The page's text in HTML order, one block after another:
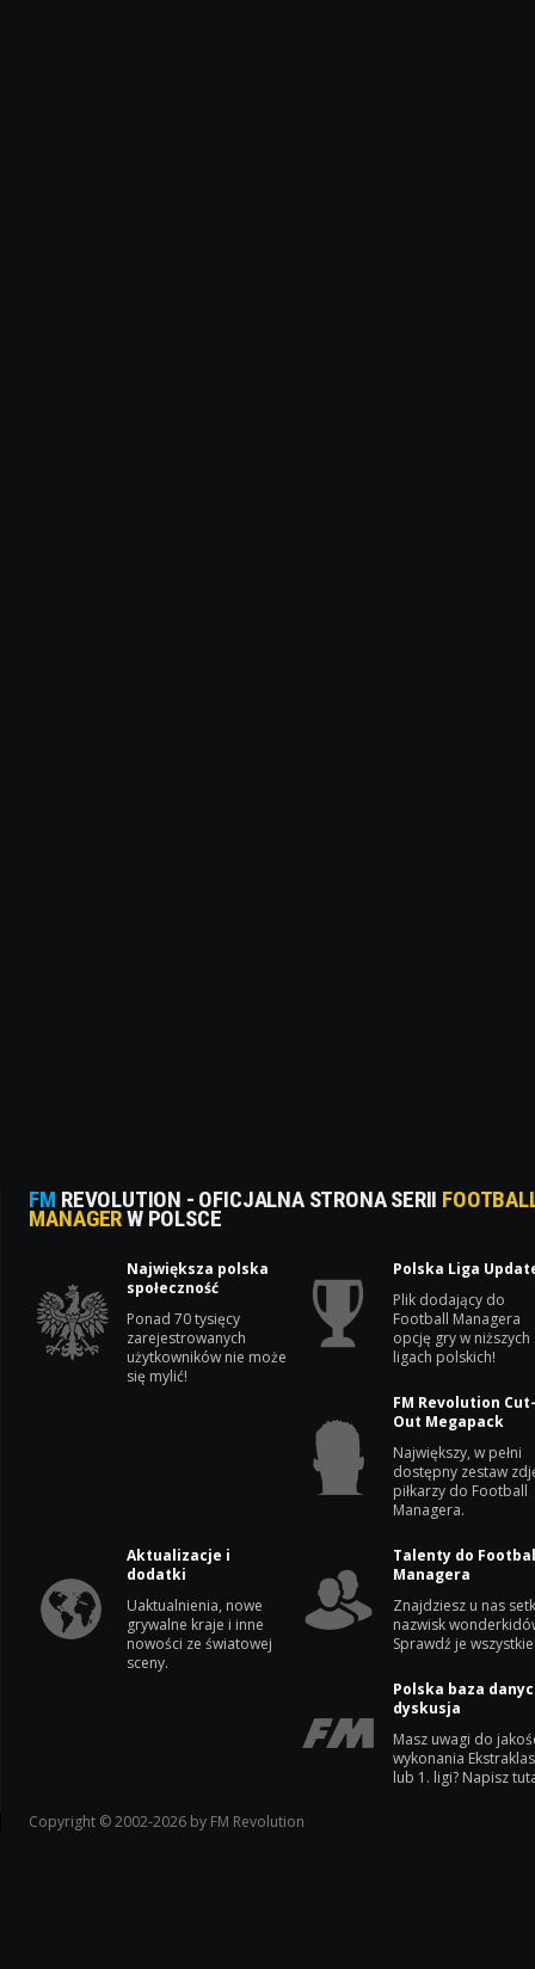
FM REVOLUTION - OFICJALNA STRONA SERII
MANAGERW POLSCE
Największa polska
społeczność
Ponad 70 tysięcy
zarejestrowanych
użytkowników nie może
się mylić!
Polska Liga
Plik dodający do
Football Managera
opcję gry w niższych
ligach polskich!
FM Revolution
Out Megapack
Największy, w pełni
dostępny zestaw
piłkarzy do Football
Managera.
Aktualizacje i
dodatki
Uaktualnienia, nowe
grywalne kraje i inne
nowości ze światowej
sceny.
Talenty do
Managera
Znajdziesz u nas
nazwisk
Sprawdź je
Polska baza
dyskusja
Masz uwagi do
wykonania
lub 1. ligi? Napisz
Copyright © 2002-2026 by FM Revolution